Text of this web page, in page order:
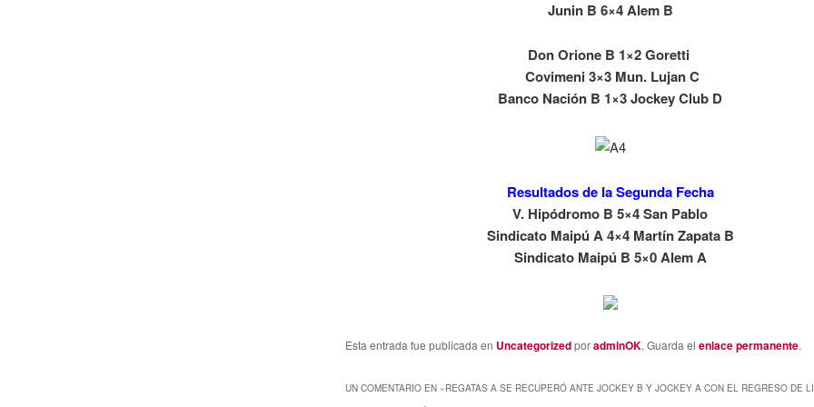
Junin B 6×4 Alem B
Don Orione B 1×2 Goretti
Covimeni 3×3 Mun. Lujan C
Banco Nación B 1×3 Jockey Club D
Resultados de la Segunda Fecha
V. Hipódromo B 5×4 San Pablo
Sindicato Maipú A 4×4 Martín Zapata B
Sindicato Maipú B 5×0 Alem A
Esta entrada fue publicada en UncategorizedporadminOK. Guarda el enlace permanente.
UN COMENTARIO EN «REGATAS A SE RECUPERÓ ANTE JOCKEY B Y JOCKEY A CON EL REGRESO DE